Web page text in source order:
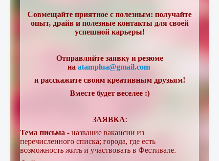
Совмещайте приятное с полезным: получайте
опыт, драйв и полезные контакты для своей
успешной карьеры!
Отправляйте заявку и резюме
на atamplua@gmail.com
и расскажите своим креативным друзьям!
Вместе будет веселее :)
ЗАЯВКА:
Тема письма - название вакансии из
перечисленного списка; города, где есть
возможность жить и участвовать в Фестивале.